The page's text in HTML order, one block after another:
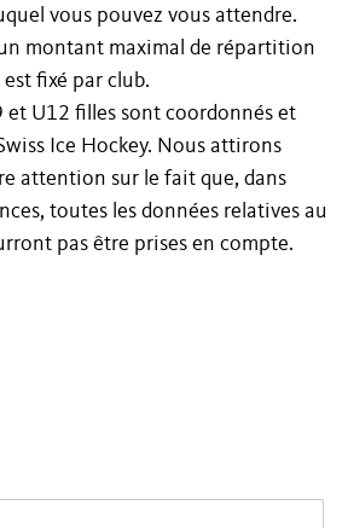
vous pouvez vous attendre.
montant maximal de répartition
est fixé par club.
et U12 filles sont coordonnés et
Ice Hockey. Nous attirons
attention sur le fait que, dans
toutes les données relatives au
pas être prises en compte.